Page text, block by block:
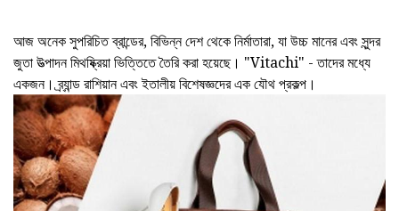
আজ অনেক সুপরিচিত ব্রান্ডের, বিভিন্ন দেশ থেকে নির্মাতারা, যা উচ্চ মানের এবং সুন্দর
জুতা উত্পাদন মিথষ্ক্রিয়া ভিত্তিতে তৈরি করা হয়েছে। "Vitachi" - তাদের মধ্যে
একজন। ব্র্যান্ড রাশিয়ান এবং ইতালীয় বিশেষজ্ঞদের এক যৌথ প্রকল্প।